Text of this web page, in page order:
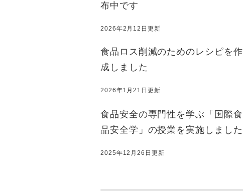
布中です
2026年2月12日更新
食品ロス削減のためのレシピを作
成しました
2026年1月21日更新
食品安全の専門性を学ぶ「国際食
品安全学」の授業を実施しました
2025年12月26日更新